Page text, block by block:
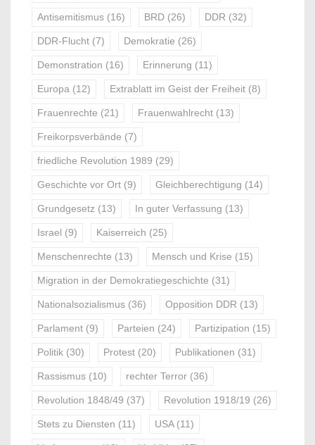
Antisemitismus (16) BRD (26) DDR (32)
DDR-Flucht (7) Demokratie (26)
Demonstration (16) Erinnerung (11)
Europa (12) Extrablatt im Geist der Freiheit (8)
Frauenrechte (21) Frauenwahlrecht (13)
Freikorpsverbände (7)
friedliche Revolution 1989 (29)
Geschichte vor Ort (9) Gleichberechtigung (14)
Grundgesetz (13) In guter Verfassung (13)
Israel (9) Kaiserreich (25)
Menschenrechte (13) Mensch und Krise (15)
Migration in der Demokratiegeschichte (31)
Nationalsozialismus (36) Opposition DDR (13)
Parlament (9) Parteien (24) Partizipation (15)
Politik (30) Protest (20) Publikationen (31)
Rassismus (10) rechter Terror (36)
Revolution 1848/49 (37) Revolution 1918/19 (26)
Stets zu Diensten (11) USA(11)